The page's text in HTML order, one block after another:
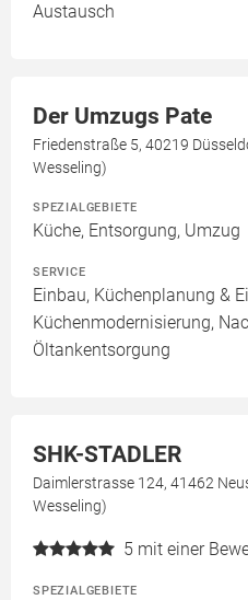
Austausch
Der Umzugs Pate
Friedenstraße 5, 40219
Wesseling)
SPEZIALGEBIETE
Küche, Entsorgung, Umzug
SERVICE
Einbau, Küchenplanung &
Küchenmodernisierung,
Öltankentsorgung
SHK-STADLER
Daimlerstrasse 124, 41462
Wesseling)
5 mit einer
SPEZIALGEBIETE